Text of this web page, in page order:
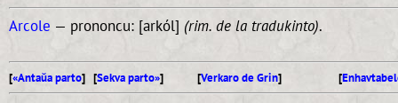
Arcole — prononcu: [arkól] (rim. de la tradukinto).
[«Antaŭa parto] [Sekva parto»] [Verkaro de Grin] [